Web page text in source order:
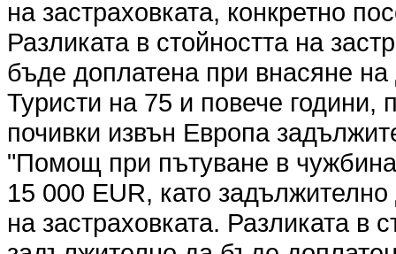
на застраховката, конкретно
Разликата в стойността на
бъде доплатена при внасяне на
Туристи на 75 и повече
почивки извън Европа
"Помощ при пътуване в
15 000 EUR, като
на застраховката. Разликата в